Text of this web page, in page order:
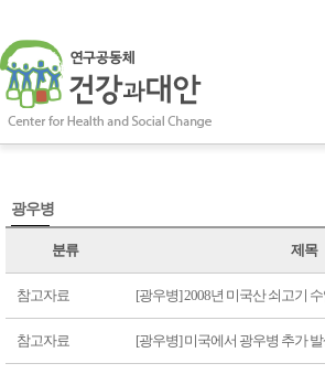
광우병
분류 제목
참고자료 [광우병] 2008년 미국산 쇠고기
참고자료 [광우병] 미국에서 광우병 추가